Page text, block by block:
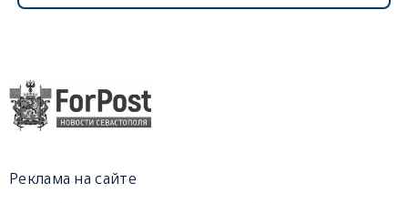
Реклама на сайте